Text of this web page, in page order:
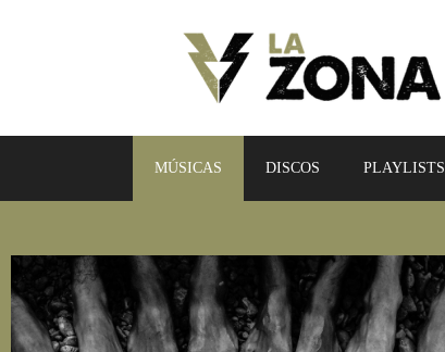
MÚSICAS DISCOS PLAYLISTS